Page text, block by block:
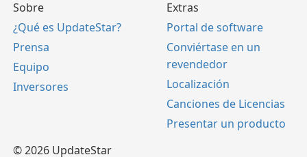
Sobre
¿Qué es UpdateStar?
Prensa
Equipo
Inversores
Extras
Portal de software
Conviértase en un
revendedor
Localización
Canciones de Licencias
Presentar un producto
© 2026 UpdateStar